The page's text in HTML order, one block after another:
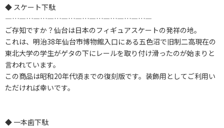
◆ スケート下駄
―…―…―…―…―…―…―…―…―…―…―
ご存知ですか？仙台は日本のフィギュアスケートの発祥の地。
これは、明治38年仙台市博物館入口にある五色沼で旧制二高現在の
東北大学の学生がゲタの下にレールを取り付け滑ったのが始まりと
言われています。
この商品は昭和20年代頃までの復刻版です。装飾用としてご利用い
ただければ幸いです。
◆ 一本歯下駄